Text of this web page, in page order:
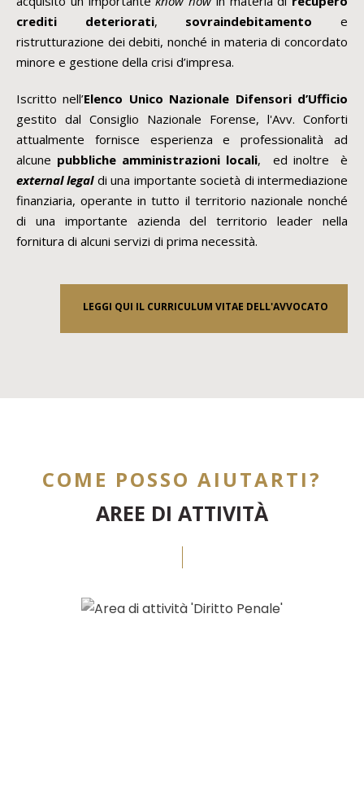
crediti deteriorati, sovraindebitamento e
ristrutturazione dei debiti, nonché in materia di concordato
minore e gestione della crisi d’impresa.
Iscritto nell’Elenco Unico Nazionale Difensori d’Ufficio
gestito dal Consiglio Nazionale Forense, l'Avv. Conforti
attualmente fornisce esperienza e professionalità ad
alcune pubbliche amministrazioni locali, ed inoltre è
external legal di una importante società di intermediazione
finanziaria, operante in tutto il territorio nazionale nonché
di una importante azienda del territorio leader nella
fornitura di alcuni servizi di prima necessità.
LEGGI QUI IL CURRICULUM VITAE DELL'AVVOCATO
COME POSSO AIUTARTI?
AREE DI ATTIVITÀ